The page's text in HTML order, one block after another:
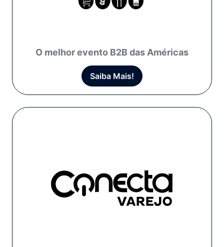
O melhor evento B2B das Américas
Saiba Mais!